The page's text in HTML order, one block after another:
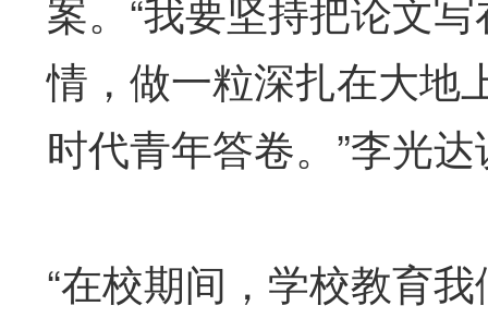
情，做一粒深扎在大地
时代青年答卷。”李光
“在校期间，学校教育